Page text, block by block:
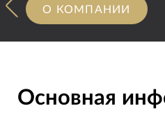
О КОМПАНИИ
Основная